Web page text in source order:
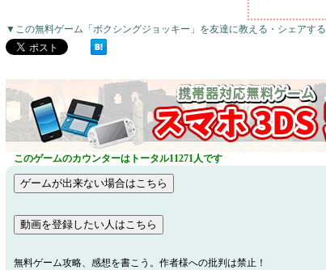
▼この無料ゲーム「ボクシングジョッキー」を友達に教える・シェアする
このゲームのカウンターはトータル11271人です
無料ゲーム攻略、感想を書こう。作者様への批判は禁止！